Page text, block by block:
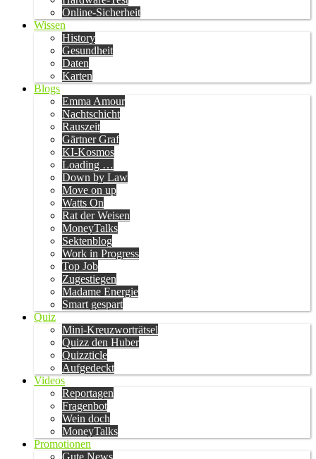
Online-Sicherheit
Wissen
History
Gesundheit
Daten
Karten
Blogs
Emma Amour
Nachtschicht
Rauszeit
Gärtner Graf
KI-Kosmos
Loading …
Down by Law
Move on up
Watts On
Rat der Weisen
MoneyTalks
Sektenblog
Work in Progress
Top Job
Zugestiegen
Madame Energie
Smart gespart
Quiz
Mini-Kreuzworträtsel
Quizz den Huber
Quizzticle
Aufgedeckt
Videos
Reportagen
Fragenbot
Wein doch
MoneyTalks
Promotionen
Gute News